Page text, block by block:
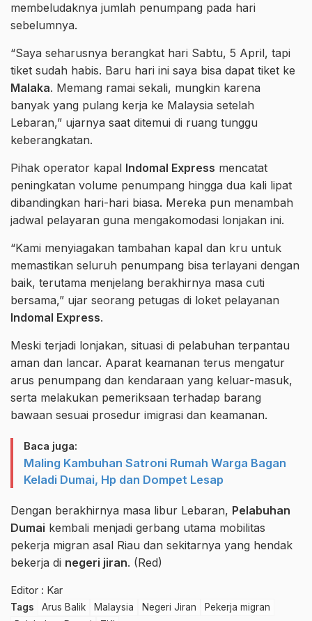
membeludaknya jumlah penumpang pada hari
sebelumnya.
“Saya seharusnya berangkat hari Sabtu, 5 April, tapi
tiket sudah habis. Baru hari ini saya bisa dapat tiket ke
Malaka. Memang ramai sekali, mungkin karena
banyak yang pulang kerja ke Malaysia setelah
Lebaran,” ujarnya saat ditemui di ruang tunggu
keberangkatan.
Pihak operator kapal Indomal Express mencatat
peningkatan volume penumpang hingga dua kali lipat
dibandingkan hari-hari biasa. Mereka pun menambah
jadwal pelayaran guna mengakomodasi lonjakan ini.
“Kami menyiagakan tambahan kapal dan kru untuk
memastikan seluruh penumpang bisa terlayani dengan
baik, terutama menjelang berakhirnya masa cuti
bersama,” ujar seorang petugas di loket pelayanan
Indomal Express.
Meski terjadi lonjakan, situasi di pelabuhan terpantau
aman dan lancar. Aparat keamanan terus mengatur
arus penumpang dan kendaraan yang keluar-masuk,
serta melakukan pemeriksaan terhadap barang
bawaan sesuai prosedur imigrasi dan keamanan.
Baca juga:
Maling Kambuhan Satroni Rumah Warga Bagan
Keladi Dumai, Hp dan Dompet Lesap
Dengan berakhirnya masa libur Lebaran, Pelabuhan
Dumai kembali menjadi gerbang utama mobilitas
pekerja migran asal Riau dan sekitarnya yang hendak
bekerja di negeri jiran. (Red)
Editor : Kar
Tags Arus Balik Malaysia Negeri Jiran
Pekerja migran